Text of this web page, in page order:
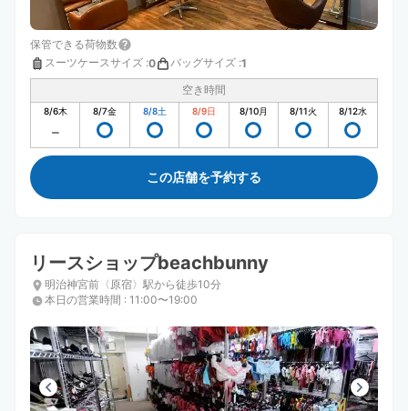
保管できる荷物数
スーツケースサイズ :0 バッグサイズ :1
空き時間
8/6木 8/7金 8/8土 8/9日 8/10月 8/11火 8/12水
この店舗を予約する
リースショップbeachbunny
明治神宮前〈原宿〉駅から徒歩10分
本日の営業時間 : 11:00〜19:00